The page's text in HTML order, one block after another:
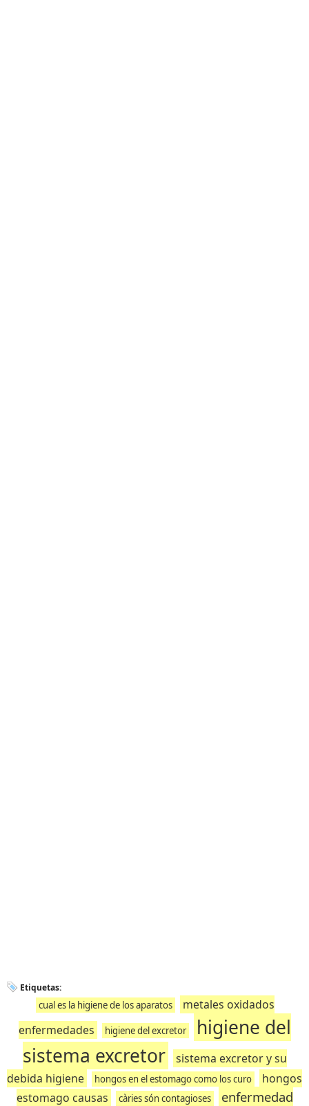
Etiquetas:
cual es la higiene de los aparatos
metales oxidados
enfermedades
higiene del excretor
higiene del
sistema excretor
sistema excretor y su
debida higiene
hongos en el estomago como los curo
hongos
estomago causas
càries són contagioses
enfermedad